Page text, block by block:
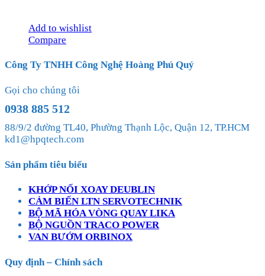
Add to wishlist
Compare
Công Ty TNHH Công Nghệ Hoàng Phú Quý
Gọi cho chúng tôi
0938 885 512
88/9/2 đường TL40, Phường Thạnh Lộc, Quận 12, TP.HCM
kd1@hpqtech.com
Sản phẩm tiêu biểu
KHỚP NỐI XOAY DEUBLIN
CẢM BIẾN LTN SERVOTECHNIK
BỘ MÃ HÓA VÒNG QUAY LIKA
BỘ NGUỒN TRACO POWER
VAN BƯỚM ORBINOX
Quy định – Chính sách